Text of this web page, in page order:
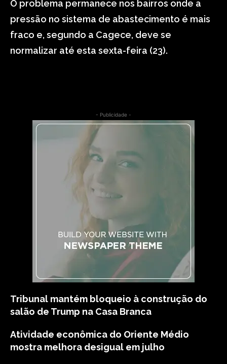
O problema permanece nos bairros onde a
pressão no sistema de abastecimento é mais
fraco e, segundo a Cagece, deve se
normalizar até esta sexta-feira (23).
- Publicidade -
Tribunal mantém bloqueio à construção do
salão de Trump na Casa Branca
Atividade econômica do Oriente Médio
mostra melhora desigual em julho